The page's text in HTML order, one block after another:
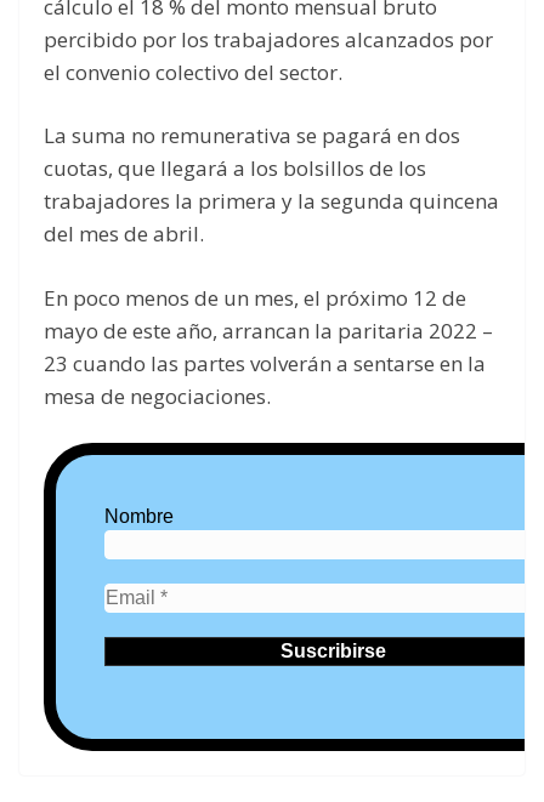
cálculo el 18 % del monto mensual bruto
percibido por los trabajadores alcanzados por
el convenio colectivo del sector.
La suma no remunerativa se pagará en dos
cuotas, que llegará a los bolsillos de los
trabajadores la primera y la segunda quincena
del mes de abril.
En poco menos de un mes, el próximo 12 de
mayo de este año, arrancan la paritaria 2022 –
23 cuando las partes volverán a sentarse en la
mesa de negociaciones.
Nombre